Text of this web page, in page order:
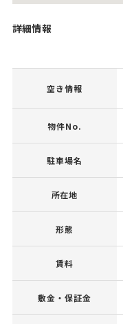
詳細情報
空き情報
物件No.
駐車場名
所在地
形態
賃料
敷金・保証金